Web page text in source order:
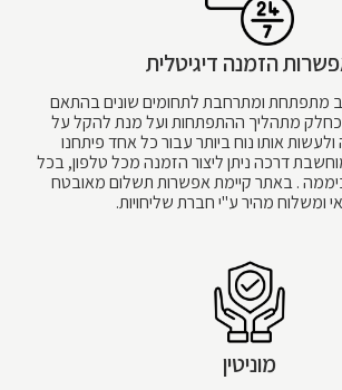
הזמנה דיגיטלית
מתפתחת ומתרחבת לתחומים שונים בהתאם
כחלק מתהליך ההתפתחות ועל מנת להקל על
אותו נוח ביותר עבור כל אחד פיתחנו
דרכה ניתן ליצור הזמנה מכל טלפון, בכל
שעות ביממה . באתר קיימת אפשרות תשלום מאובטח
ומשלוח מהיר ע"י חברת שליחויות.
מוניטין